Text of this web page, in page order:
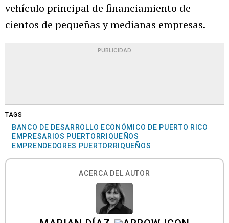
vehículo principal de financiamiento de
cientos de pequeñas y medianas empresas.
PUBLICIDAD
TAGS
BANCO DE DESARROLLO ECONÓMICO DE PUERTO RICO
EMPRESARIOS PUERTORRIQUEÑOS
EMPRENDEDORES PUERTORRIQUEÑOS
ACERCA DEL AUTOR